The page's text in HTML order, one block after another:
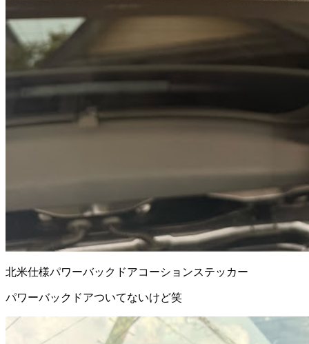
北米仕様パワーバックドアコーションステッカー
パワーバックドアついてないけど笑